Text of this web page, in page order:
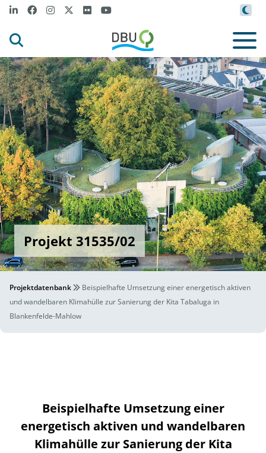
Projekt 31535/02
Projektdatenbank
Beispielhafte Umsetzung einer energetisch aktiven
und wandelbaren Klimahülle zur Sanierung der Kita Tabaluga in
Blankenfelde-Mahlow
Beispielhafte Umsetzung einer
energetisch aktiven und wandelbaren
Klimahülle zur Sanierung der Kita